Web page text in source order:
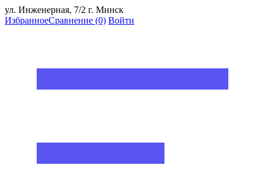
ул. Инженерная, 7/2 г. Минск
ИзбранноеСравнение (0) Войти